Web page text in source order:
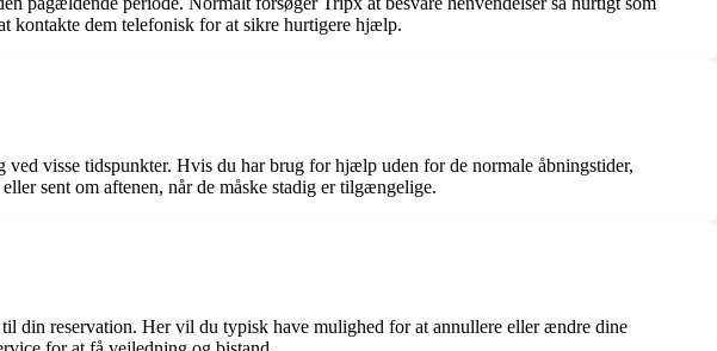
kontakte dem telefonisk for at sikre hurtigere hjælp.
visse tidspunkter. Hvis du har brug for hjælp uden for de normale åbningstider,
sent om aftenen, når de måske stadig er tilgængelige.
din reservation. Her vil du typisk have mulighed for at annullere eller ændre dine